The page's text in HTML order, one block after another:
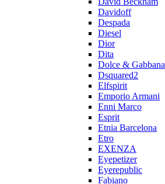
Davidoff
Despada
Diesel
Dior
Dita
Dolce & Gabbana
Dsquared2
Elfspirit
Emporio Armani
Enni Marco
Esprit
Etnia Barcelona
Etro
EXENZA
Eyepetizer
Eyerepublic
Fabiano